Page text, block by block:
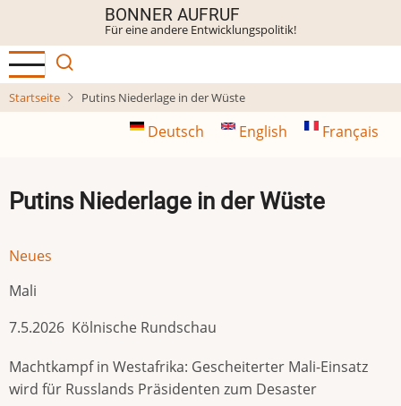
Inhalt
BONNER AUFRUF
Für eine andere Entwicklungspolitik!
Startseite Putins Niederlage in der Wüste
Deutsch English Français
Putins Niederlage in der Wüste
Neues
Mali
7.5.2026 Kölnische Rundschau
Machtkampf in Westafrika: Gescheiterter Mali-Einsatz
wird für Russlands Präsidenten zum Desaster